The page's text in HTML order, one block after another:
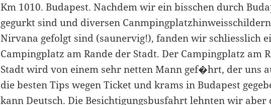
Km 1010. Budapest. Nachdem wir ein bisschen durch
gegurkt sind und diversen
Nirvana gefolgt sind (saunervig!), fanden wir schliesslich
Campingplatz am Rande der Stadt. Der Campingplatz am
Stadt wird von einem sehr netten Mann gef�hrt, der uns
die besten Tips wegen Ticket und krams in Budapest
kann Deutsch. Die Besichtigungsbusfahrt lehnten wir aber